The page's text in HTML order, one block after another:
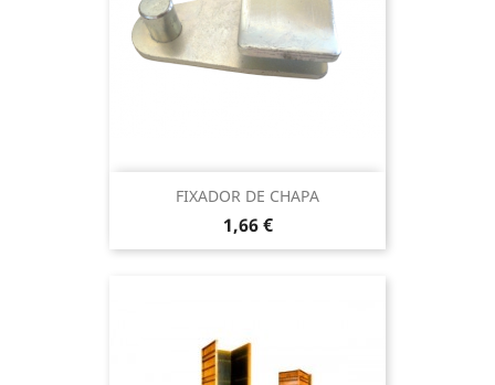
FIXADOR DE CHAPA
Preço
1,66 €